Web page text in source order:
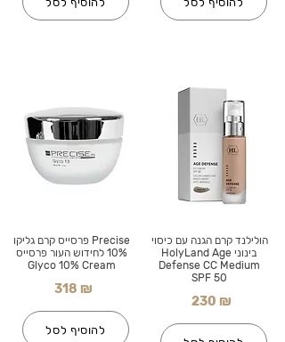
Precise פרסייס קרם גליקו
10% לחידוש העור פרסייס
Glyco 10% Cream
318 ₪
להוסיף לסל
הולילנד קרם הגנה עם כיסוי
בינוני HolyLand Age
Defense CC Medium
SPF 50
230 ₪